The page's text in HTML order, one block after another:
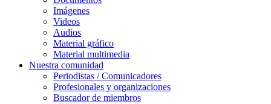
Imágenes
Videos
Audios
Material gráfico
Material multimedia
Nuestra comunidad
Periodistas / Comunicadores
Profesionales y organizaciones
Buscador de miembros